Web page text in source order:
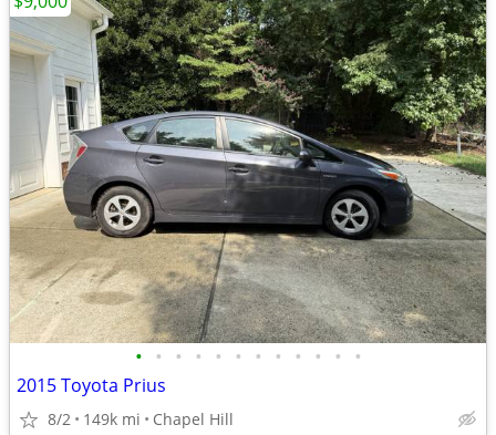
• • • • • • • • • • • •
2015 Toyota Prius
8/2 149k mi Chapel Hill